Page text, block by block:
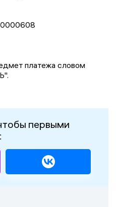
платежа словом
первыми